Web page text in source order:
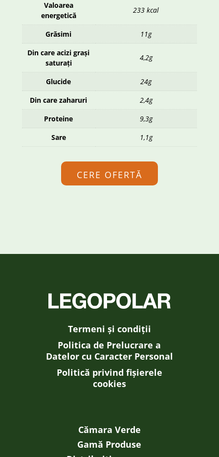
Valoarea
energetică
233 kcal
Grăsimi
11g
Din care acizi grași
saturați
4,2g
Glucide
24g
Din care zaharuri
2,4g
Proteine
9,3g
Sare
1,1g
CERE OFERTĂ
Termeni și condiții
Politica de Prelucrare a
Datelor cu Caracter Personal
Politică privind fișierele
cookies
Cămara Verde
Gamă Produse